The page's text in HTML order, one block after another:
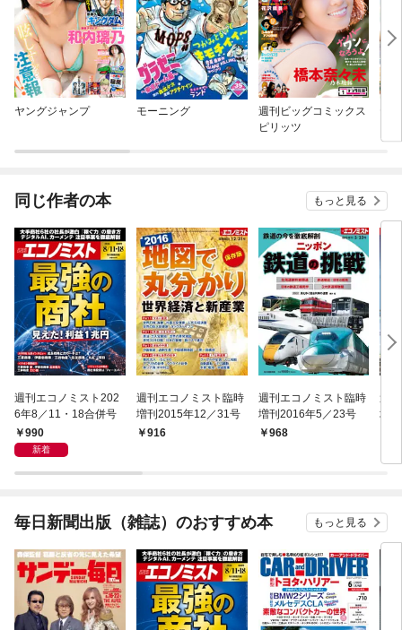
ヤングジャンプ モーニング
週刊ビッグコミックス
ピリッツ
同じ作者の本 もっと見る
週刊エコノミスト202
6年8／11・18合併号
990
新着
週刊エコノミスト臨時
増刊2015年12／31号
916
週刊エコノミスト臨時
増刊2016年5／23号
968
週
増
毎日新聞出版（雑誌）のおすすめ本 もっと見る